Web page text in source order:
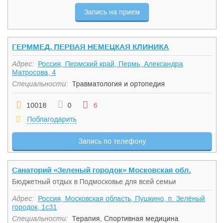
Запись на прием
ГЕРММЕД, ПЕРВАЯ НЕМЕЦКАЯ КЛИНИКА
Адрес:
Россия, Пермский край, Пермь, Александра
Матросова, 4
Специальности: Травматология и ортопедия
10018 0
6
Поблагодарить
Запись по телефону
Санаторий «Зеленый городок» Московская обл.
Бюджетный отдых в Подмосковье для всей семьи
Адрес:
Россия, Московская область, Пушкино, п. Зелёный
городок, 1с31
Специальности: Терапия Спортивная медицина